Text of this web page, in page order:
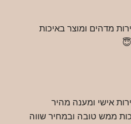
אישי ומענה מהיר
ממש טובה ובמחיר שווה